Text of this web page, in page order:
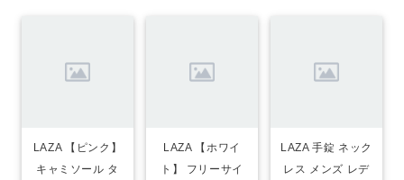
LAZA 【ピンク】
キャミソール タ
LAZA 【ホワイ
ト】 フリーサイ
LAZA 手錠 ネック
レス メンズ レデ